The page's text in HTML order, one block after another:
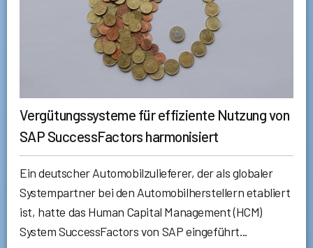
Vergütungssysteme für effiziente Nutzung von
SAP SuccessFactors harmonisiert
Ein deutscher Automobilzulieferer, der als globaler
Systempartner bei den Automobilherstellern etabliert
ist, hatte das Human Capital Management (HCM)
System SuccessFactors von SAP eingeführt...